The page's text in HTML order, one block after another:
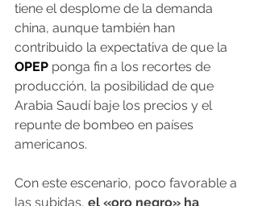
tiene el desplome de la demanda
china, aunque también han
contribuido la expectativa de que la
OPEP ponga fin a los recortes de
producción, la posibilidad de que
Arabia Saudí baje los precios y el
repunte de bombeo en países
americanos.
Con este escenario, poco favorable a
las subidas, el «oro negro» ha